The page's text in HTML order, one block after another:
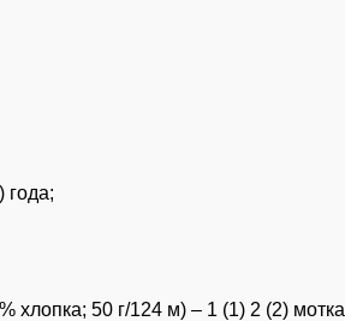
года;
хлопка; 50 г/124 м) – 1 (1) 2 (2)